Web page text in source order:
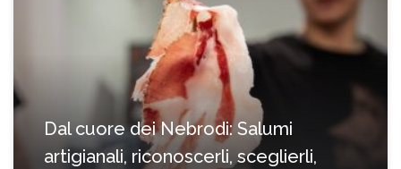
Dal cuore dei Nebrodi: Salumi
artigianali, riconoscerli, sceglierli,